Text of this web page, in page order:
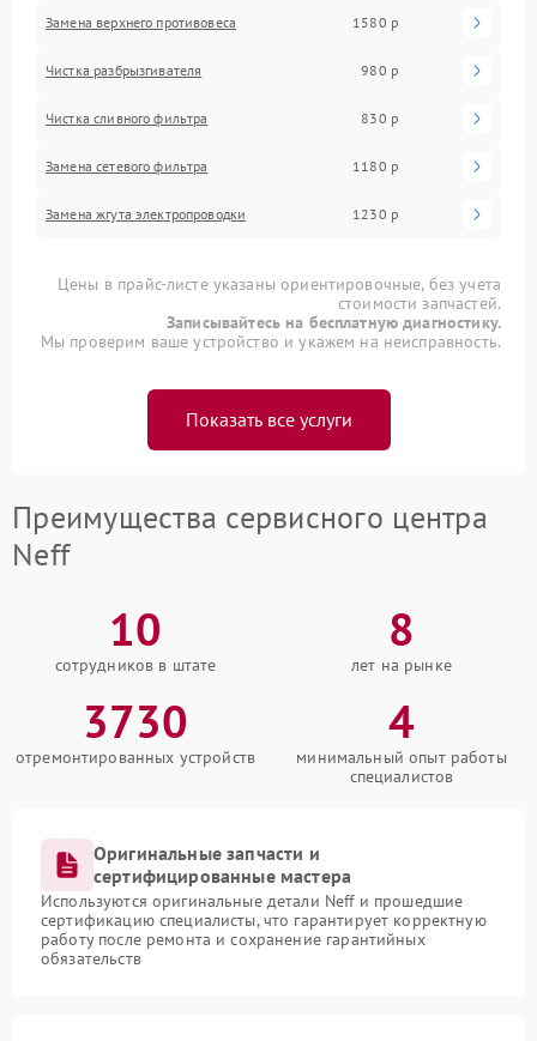
Замена верхнего противовеса 1580 р
Чистка разбрызгивателя 980 р
Чистка сливного фильтра 830 р
Замена сетевого фильтра 1180 р
Замена жгута электропроводки 1230 р
Цены в прайс-листе указаны ориентировочные, без учета
стоимости запчастей.
Записывайтесь на бесплатную диагностику.
Мы проверим ваше устройство и укажем на неисправность.
Показать все услуги
Преимущества сервисного центра
Neff
10
сотрудников в штате
8
лет на рынке
3730
отремонтированных устройств
4
минимальный опыт работы
специалистов
Оригинальные запчасти и
сертифицированные мастера
Используются оригинальные детали Neff и прошедшие
сертификацию специалисты, что гарантирует корректную
работу после ремонта и сохранение гарантийных
обязательств